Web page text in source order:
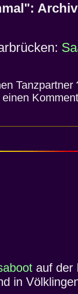
auf
in